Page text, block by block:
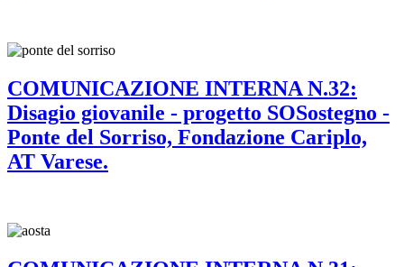
COMUNICAZIONE INTERNA N.32:
Disagio giovanile - progetto SOSostegno -
Ponte del Sorriso, Fondazione Cariplo,
AT Varese.